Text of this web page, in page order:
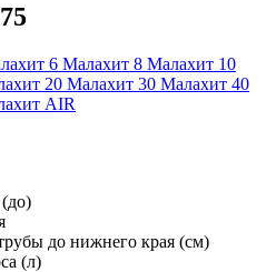
6 Малахит 8 Малахит 10
20 Малахит 30 Малахит 40
AIR
до нижнего края (см)
(л)